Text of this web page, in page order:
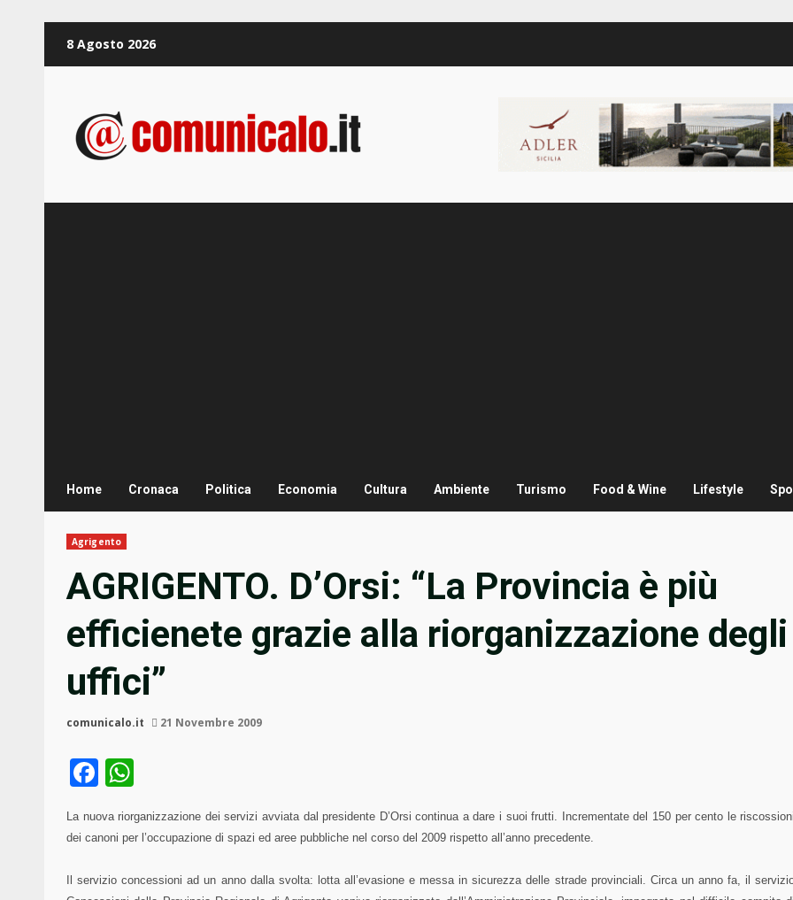
Inhalt8 Agosto 2026
Home Cronaca Politica Economia Cultura Ambiente Turismo Food & Wine Lifestyle
Agrigento
AGRIGENTO. D’Orsi: “La Provincia è più
efficienete grazie alla riorganizzazione degli
uffici”
comunicalo.it 21 Novembre 2009
Facebook
La nuova riorganizzazione dei servizi avviata dal presidente D’Orsi continua a dare i suoi frutti. Incrementate del 150 per cento le
dei canoni per l’occupazione di spazi ed aree pubbliche nel corso del 2009 rispetto all’anno precedente.
Il servizio concessioni ad un anno dalla svolta: lotta all’evasione e messa in sicurezza delle strade provinciali. Circa un anno fa, il